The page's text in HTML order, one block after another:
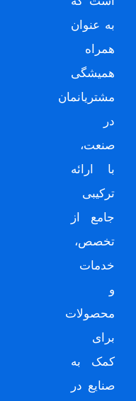
به عنوان
همراه
همیشگی
مشتریانمان
در
صنعت،
با ارائه
ترکیبی
جامع از
تخصص،
خدمات
و
محصولات
برای
کمک به
صنایع در